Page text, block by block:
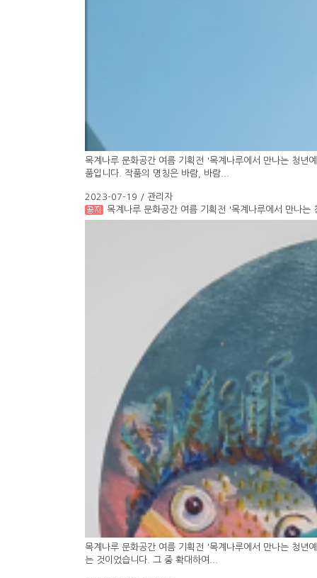
목계나루 문화공간 여름 기획전 '목계나루에서 만나는 청년
품입니다. 작품의 명칭은 바람, 바람...
2023-07-19 / 관리자
목계나루 문화공간 여름 기획전 '목계나루에서 만나는
목계나루 문화공간 여름 기획전 '목계나루에서 만나는 청년
는 것이었습니다. 그 중 확대하여...